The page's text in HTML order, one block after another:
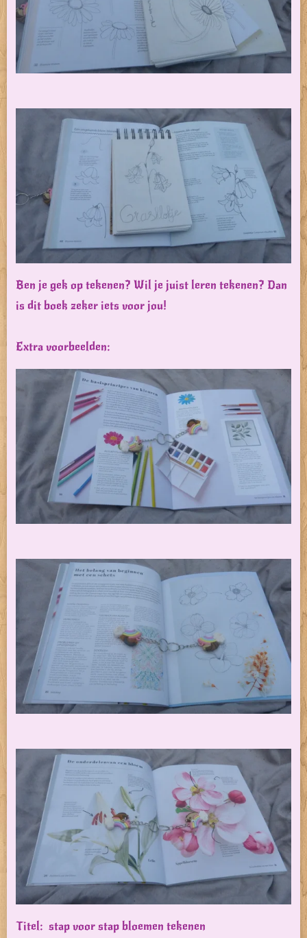
Ben je gek op tekenen? Wil je juist leren tekenen? Dan
is dit boek zeker iets voor jou!
Extra voorbeelden:
Titel: stap voor stap bloemen tekenen